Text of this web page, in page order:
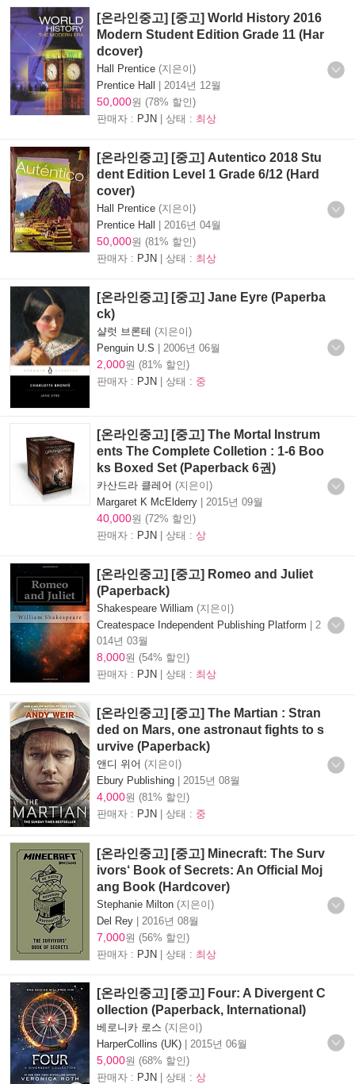
[온라인중고] [중고] World History 2016
Modern Student Edition Grade 11 (Har
dcover)
Hall Prentice (지은이)
Prentice Hall | 2014년 12월
50,000원 (78% 할인)
판매자 : PJN | 상태 : 최상
[온라인중고] [중고] Autentico 2018 Stu
dent Edition Level 1 Grade 6/12 (Hard
cover)
Hall Prentice (지은이)
Prentice Hall | 2016년 04월
50,000원 (81% 할인)
판매자 : PJN | 상태 : 최상
[온라인중고] [중고] Jane Eyre (Paperba
ck)
샬럿 브론테 (지은이)
Penguin U.S | 2006년 06월
2,000원 (81% 할인)
판매자 : PJN | 상태 : 중
[온라인중고] [중고] The Mortal Instrum
ents The Complete Colletion : 1-6 Boo
ks Boxed Set (Paperback 6권)
카산드라 클레어 (지은이)
Margaret K McElderry | 2015년 09월
40,000원 (72% 할인)
판매자 : PJN | 상태 : 상
[온라인중고] [중고] Romeo and Juliet
(Paperback)
Shakespeare William (지은이)
Createspace Independent Publishing Platform | 2
014년 03월
8,000원 (54% 할인)
판매자 : PJN | 상태 : 최상
[온라인중고] [중고] The Martian : Stran
ded on Mars, one astronaut fights to s
urvive (Paperback)
앤디 위어 (지은이)
Ebury Publishing | 2015년 08월
4,000원 (81% 할인)
판매자 : PJN | 상태 : 중
[온라인중고] [중고] Minecraft: The Surv
ivors‘ Book of Secrets: An Official Moj
ang Book (Hardcover)
Stephanie Milton (지은이)
Del Rey | 2016년 08월
7,000원 (56% 할인)
판매자 : PJN | 상태 : 최상
[온라인중고] [중고] Four: A Divergent C
ollection (Paperback, International)
베로니카 로스 (지은이)
HarperCollins (UK) | 2015년 06월
5,000원 (68% 할인)
판매자 : PJN | 상태 : 상